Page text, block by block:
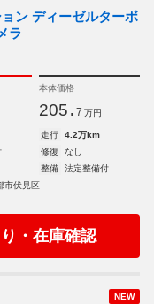
ン ディーゼルターボ
ラ
本体価格
205. 7 万円
走行
4.2万km
修復
なし
整備
法定整備付
市伏見区
・在庫確認
NEW